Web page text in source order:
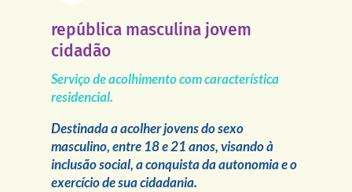
república masculina jovem
cidadão
Serviço de acolhimento com característica
residencial.
Destinada a acolher jovens do sexo
masculino, entre 18 e 21 anos, visando à
inclusão social, a conquista da autonomia e o
exercício de sua cidadania.